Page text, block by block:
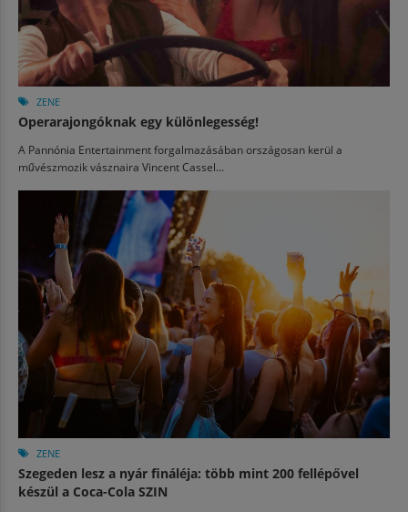
ZENE
Operarajongóknak egy különlegesség!
A Pannónia Entertainment forgalmazásában országosan kerül a
művészmozik vásznaira Vincent Cassel...
ZENE
Szegeden lesz a nyár fináléja: több mint 200 fellépővel
készül a Coca-Cola SZIN